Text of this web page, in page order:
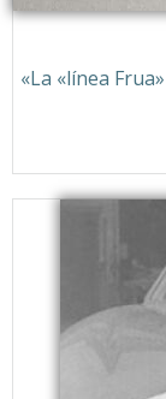
«La «línea